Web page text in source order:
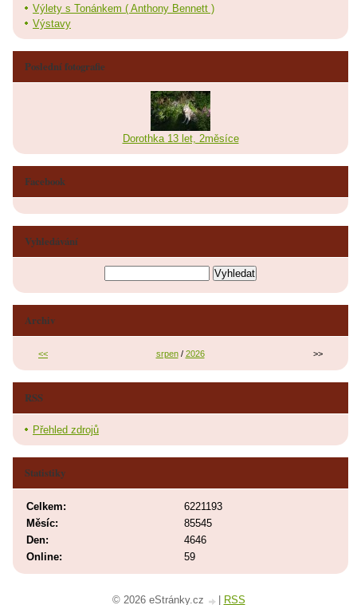
Výlety s Tonánkem ( Anthony Bennett )
Výstavy
Poslední fotografie
Dorothka 13 let, 2měsíce
Facebook
Vyhledávání
Archiv
<< srpen/ 2026 >>
RSS
Přehled zdrojů
Statistiky
Online: 59
Celkem:
6221193
Měsíc:
85545
Den:
4646
© 2026 eStránky.cz RSS